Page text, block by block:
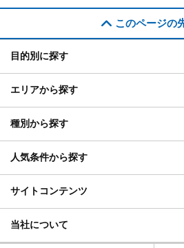
このページの
目的別に探す
エリアから探す
種別から探す
人気条件から探す
サイトコンテンツ
当社について